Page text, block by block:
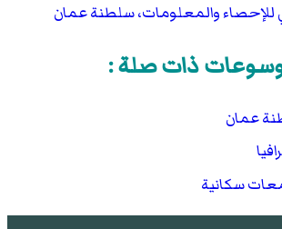
للإحصاء والمعلومات، سلطنة عمان
ذات صلة :
عمان
سكانية